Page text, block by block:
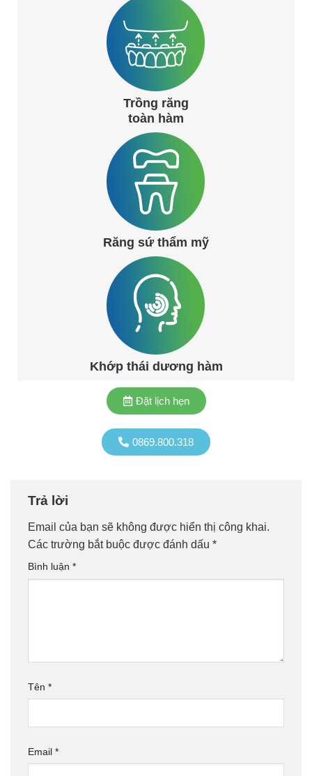
Trồng răng
toàn hàm
Răng sứ thẩm mỹ
Khớp thái dương hàm
0869.800.318
Đặt lịch hẹn
Trả lời
Email của bạn sẽ không được hiển thị công khai.
Các trường bắt buộc được đánh dấu *
Bình luận *
Tên *
Email *